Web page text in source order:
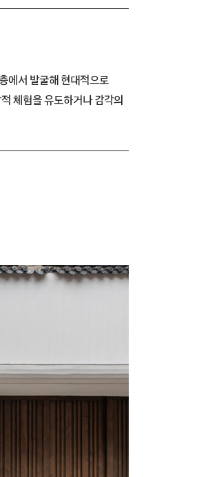
에서 발굴해 현대적으로
체험을 유도하거나 감각의